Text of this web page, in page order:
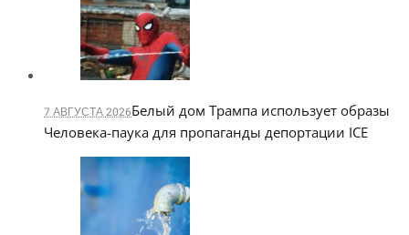
7 АВГУСТА 2026Белый дом Трампа использует образы
Человека-паука для пропаганды депортации ICE